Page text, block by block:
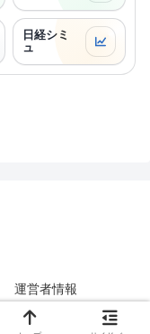
日経シミ
ュ
運営者情報